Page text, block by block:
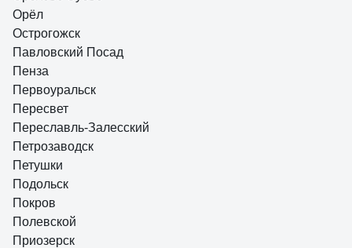
Орёл
Острогожск
Павловский Посад
Пенза
Первоуральск
Пересвет
Переславль-Залесский
Петрозаводск
Петушки
Подольск
Покров
Полевской
Приозерск